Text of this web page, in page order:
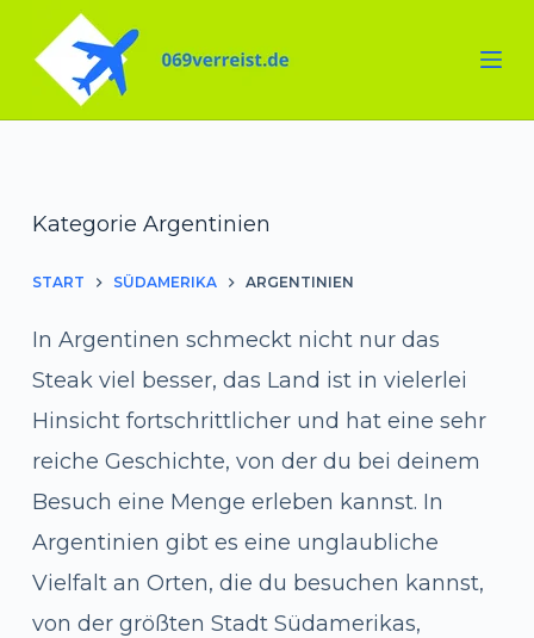
Inhalt
springen
Kategorie Argentinien
START SÜDAMERIKA ARGENTINIEN
In Argentinen schmeckt nicht nur das
Steak viel besser, das Land ist in vielerlei
Hinsicht fortschrittlicher und hat eine sehr
reiche Geschichte, von der du bei deinem
Besuch eine Menge erleben kannst. In
Argentinien gibt es eine unglaubliche
Vielfalt an Orten, die du besuchen kannst,
von der größten Stadt Südamerikas,